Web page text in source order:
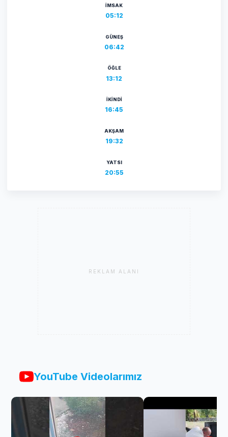
İMSAK
05:12
GÜNEŞ
06:42
ÖĞLE
13:12
İKINDI
16:45
AKŞAM
19:32
YATSI
20:55
REKLAM ALANI
YouTube Videolarımız